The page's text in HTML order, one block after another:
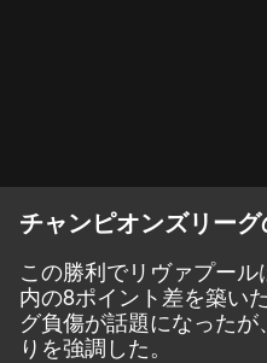
チャンピオンズリー
この勝利でリヴァプー
内の8ポイント差を築い
グ負傷が話題になった
りを強調した。